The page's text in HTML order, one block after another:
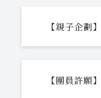
【親子企劃
【團員許願